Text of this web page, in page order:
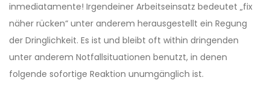
inmediatamente! Irgendeiner Arbeitseinsatz bedeutet „fix
näher rücken“ unter anderem herausgestellt ein Regung
der Dringlichkeit. Es ist und bleibt oft within dringenden
unter anderem Notfallsituationen benutzt, in denen
folgende sofortige Reaktion unumgänglich ist.